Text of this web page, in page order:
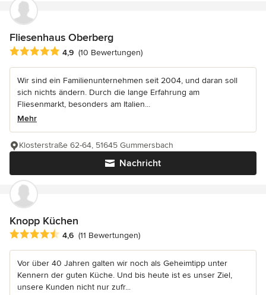
Fliesenhaus Oberberg
Durchschnittliche Bewertung: 4.9 von 5 Sternen
4,9 (10 Bewertungen)
Wir sind ein Familienunternehmen seit 2004, und daran soll
sich nichts ändern. Durch die lange Erfahrung am
Fliesenmarkt, besonders am Italien...
Mehr
Nachricht
Klosterstraße 62-64, 51645 Gummersbach
Knopp Küchen
Durchschnittliche Bewertung: 4.6 von 5 Sternen
4,6 (11 Bewertungen)
Vor über 40 Jahren galten wir noch als Geheimtipp unter
Kennern der guten Küche. Und bis heute ist es unser Ziel,
unsere Kunden nicht nur zufr...